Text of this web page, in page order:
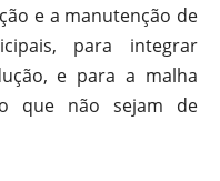
e a manutenção de
para integrar
e para a malha
que não sejam de